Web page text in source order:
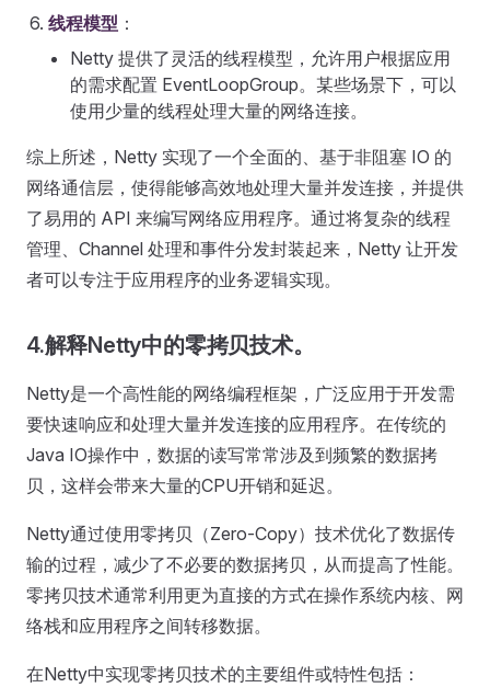
线程模型 ：
Netty 提供了灵活的线程模型，允许用户根据应用
的需求配置 EventLoopGroup。某些场景下，可以
使用少量的线程处理大量的网络连接。
综上所述，Netty 实现了一个全面的、基于非阻塞 IO 的
网络通信层，使得能够高效地处理大量并发连接，并提供
了易用的 API 来编写网络应用程序。通过将复杂的线程
管理、Channel 处理和事件分发封装起来，Netty 让开发
者可以专注于应用程序的业务逻辑实现。
4.解释Netty中的零拷贝技术。
Netty是一个高性能的网络编程框架，广泛应用于开发需
要快速响应和处理大量并发连接的应用程序。在传统的
Java IO操作中，数据的读写常常涉及到频繁的数据拷
贝，这样会带来大量的CPU开销和延迟。
Netty通过使用零拷贝（Zero-Copy）技术优化了数据传
输的过程，减少了不必要的数据拷贝，从而提高了性能。
零拷贝技术通常利用更为直接的方式在操作系统内核、网
络栈和应用程序之间转移数据。
在Netty中实现零拷贝技术的主要组件或特性包括：